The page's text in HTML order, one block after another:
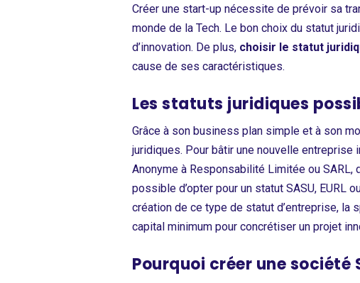
Créer une start-up nécessite de prévoir sa
monde de la Tech. Le bon choix du statut
d’innovation. De plus, choisir le statut
cause de ses caractéristiques.
Les statuts juridiques
Grâce à son business plan simple et à son
juridiques. Pour bâtir une nouvelle entreprise
Anonyme à Responsabilité Limitée ou SARL,
possible d’opter pour un statut SASU, EURL
création de ce type de statut d’entreprise, la
capital minimum pour concrétiser un projet
Pourquoi créer une société